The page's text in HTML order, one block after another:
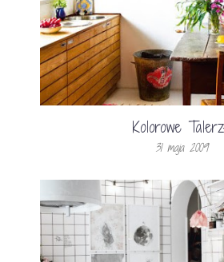
Kolorowe
31 maja 2009